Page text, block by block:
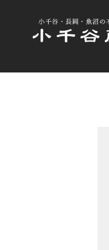
content